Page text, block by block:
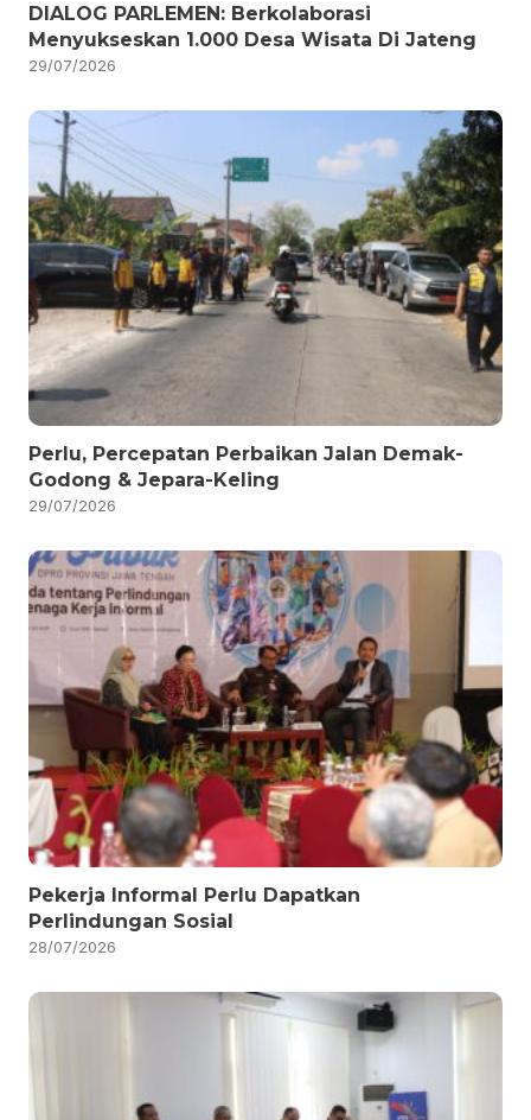
DIALOG PARLEMEN: Berkolaborasi
Menyukseskan 1.000 Desa Wisata Di Jateng
29/07/2026
Perlu, Percepatan Perbaikan Jalan Demak-
Godong & Jepara-Keling
29/07/2026
Pekerja Informal Perlu Dapatkan
Perlindungan Sosial
28/07/2026